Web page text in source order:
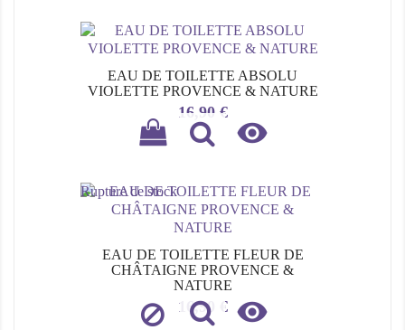
EAU DE TOILETTE ABSOLU
VIOLETTE PROVENCE & NATURE
Prix
16,90 €

Rupture de stock
EAU DE TOILETTE FLEUR DE
CHÂTAIGNE PROVENCE &
NATURE
Prix
16,90 € 